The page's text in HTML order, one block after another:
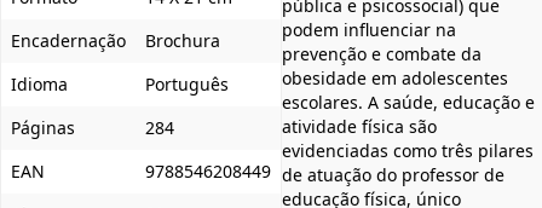
Encadernação
Brochura
Idioma
Português
Páginas
284
EAN
9788546208449
pública e psicossocial) que
podem influenciar na
prevenção e combate da
obesidade em adolescentes
escolares. A saúde, educação e
atividade física são
evidenciadas como três pilares
de atuação do professor de
educação física, único